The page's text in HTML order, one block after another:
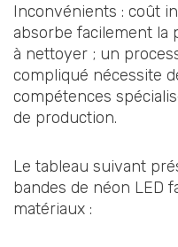
Inconvénients : coût
absorbe facilement la
à nettoyer ; un
compliqué nécessite
compétences
de production.
Le tableau suivant
bandes de néon LED
matériaux :